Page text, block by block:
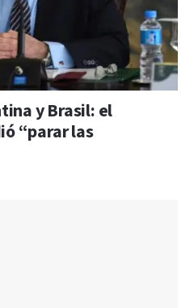
y Brasil: el
“parar las